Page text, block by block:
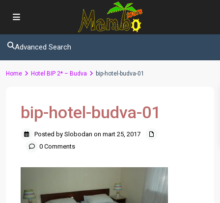
Advanced Search
Home Hotel BIP 2* – Budva bip-hotel-budva-01
bip-hotel-budva-01
Posted by Slobodan on mart 25, 2017
0 Comments